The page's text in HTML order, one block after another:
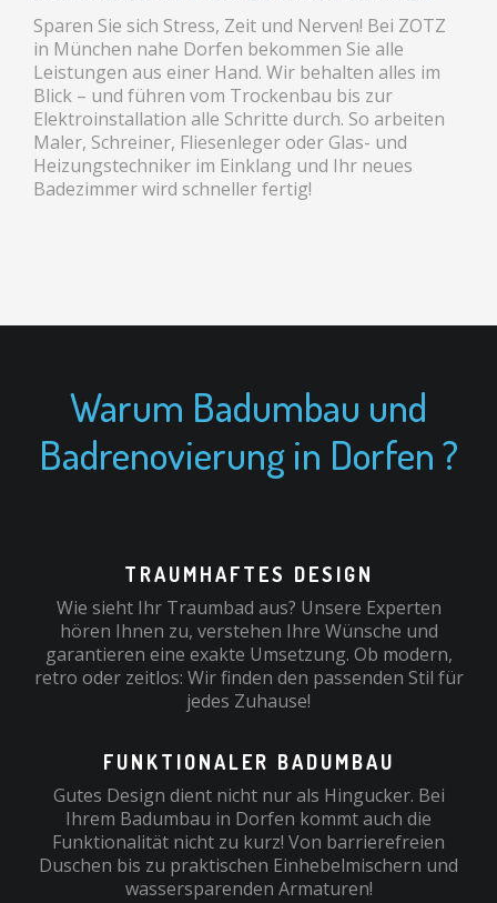
Sparen Sie sich Stress, Zeit und Nerven! Bei ZOTZ
in München nahe Dorfen bekommen Sie alle
Leistungen aus einer Hand. Wir behalten alles im
Blick – und führen vom Trockenbau bis zur
Elektroinstallation alle Schritte durch. So arbeiten
Maler, Schreiner, Fliesenleger oder Glas- und
Heizungstechniker im Einklang und Ihr neues
Badezimmer wird schneller fertig!
Warum Badumbau und
Badrenovierung in Dorfen ?
TRAUMHAFTES DESIGN
Wie sieht Ihr Traumbad aus? Unsere Experten
hören Ihnen zu, verstehen Ihre Wünsche und
garantieren eine exakte Umsetzung. Ob modern,
retro oder zeitlos: Wir finden den passenden Stil für
jedes Zuhause!
FUNKTIONALER BADUMBAU
Gutes Design dient nicht nur als Hingucker. Bei
Ihrem Badumbau in Dorfen kommt auch die
Funktionalität nicht zu kurz! Von barrierefreien
Duschen bis zu praktischen Einhebelmischern und
wassersparenden Armaturen!